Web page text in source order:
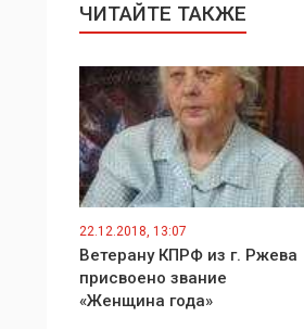
ЧИТАЙТЕ ТАКЖЕ
22.12.2018, 13:07
Ветерану КПРФ из г. Ржева
присвоено звание
«Женщина года»